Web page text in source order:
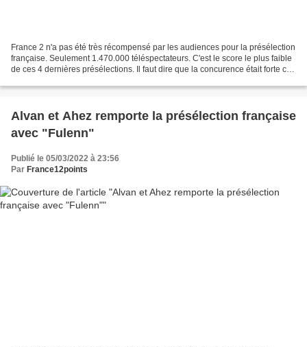
France 2 n'a pas été très récompensé par les audiences pour la présélection
française. Seulement 1.470.000 téléspectateurs. C'est le score le plus faible
de ces 4 dernières présélections. Il faut dire que la concurence était forte ce
Alvan et Ahez remporte la présélection française
avec "Fulenn"
Publié le 05/03/2022 à 23:56
Par France12points